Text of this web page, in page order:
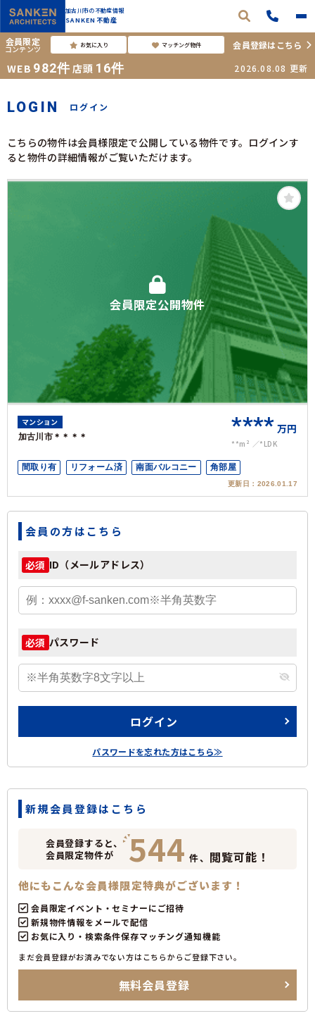
加古川市の不動産情報
SANKEN不動産
会員限定
コンテンツ お気に入り マッチング物件 会員登録はこちら
WEB 982件 店頭 16件 2026.08.08 更新
LOGIN ログイン
こちらの物件は会員様限定で公開している物件です。ログインす
ると物件の詳細情報がご覧いただけます。
会員限定公開物件
マンション
加古川市＊＊＊＊ **** 万円
**m² *LDK
間取り有 リフォーム済 南面バルコニー 角部屋
更新日： 2026.01.17
会員の方はこちら
必須 ID（メールアドレス）
必須 パスワード
ログイン
パスワードを忘れた方はこちら≫
新規会員登録はこちら
会員登録すると、
会員限定物件が
544 件、 閲覧可能！
他にもこんな会員様限定特典がございます！
会員限定イベント・セミナーにご招待
新規物件情報をメールで配信
お気に入り・検索条件保存マッチング通知機能
まだ会員登録がお済みでない方はこちらからご登録下さい。
無料会員登録